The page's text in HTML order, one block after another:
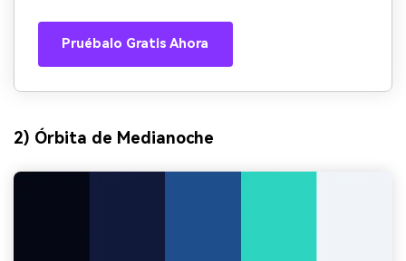
Pruébalo Gratis Ahora
2) Órbita de Medianoche